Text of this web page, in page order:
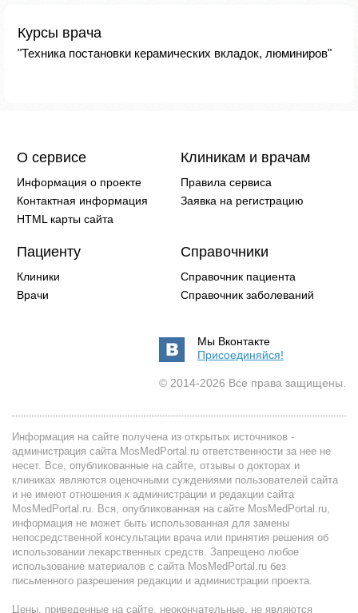
Курсы врача
"Техника постановки керамических вкладок, люминиров"
О сервисе
Информация о проекте
Контактная информация
HTML карты сайта
Клиникам и врачам
Правила сервиса
Заявка на регистрацию
Пациенту
Клиники
Врачи
Справочники
Справочник пациента
Справочник заболеваний
Мы Вконтакте
Присоединяйся!
© 2014-2026 Все права защищены.
Информация на сайте получена из открытых источников -
администрация сайта MosMedPortal.ru ответственности за нее не
несет. Все, опубликованные на сайте, отзывы о докторах и
клиниках являются оценочными суждениями пользователей сайта
и не имеют отношения к администрации и редакции сайта
MosMedPortal.ru. Вся, опубликованная на сайте MosMedPortal.ru,
информация не может быть использованная для замены
непосредственной консультации врача или принятия решения об
использовании лекарственных средств. Запрещено любое
использование материалов с сайта MosMedPortal.ru без
письменного разрешения редакции и администрации проекта.
Цены, приведенные на сайте, неокончательные, не являются